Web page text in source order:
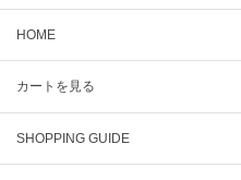
HOME
カートを見る
SHOPPING GUIDE